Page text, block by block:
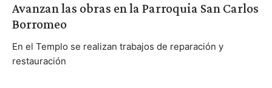
Avanzan las obras en la Parroquia San Carlos
Borromeo
En el Templo se realizan trabajos de reparación y
restauración